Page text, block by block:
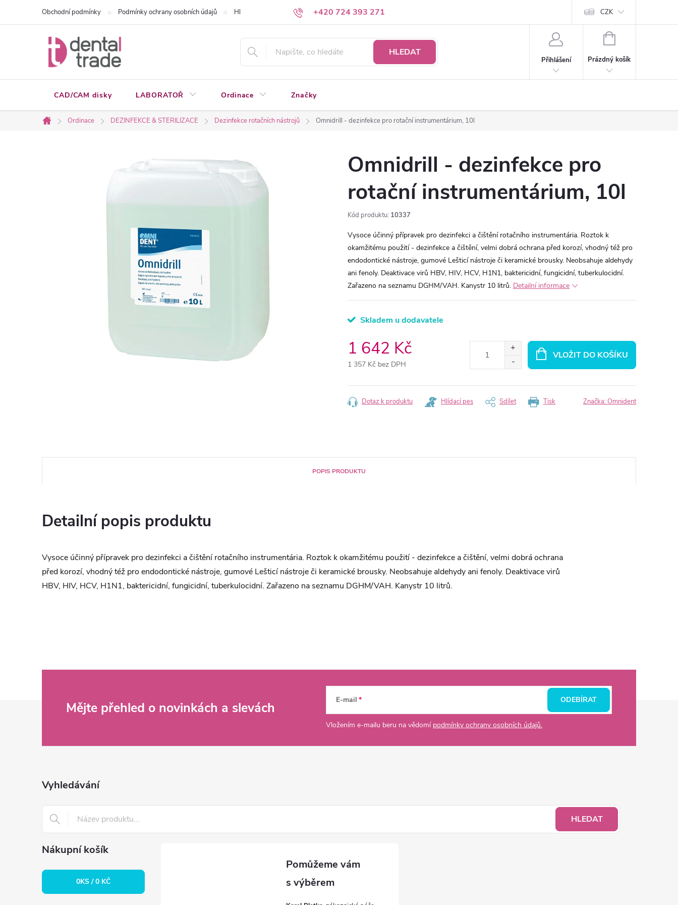
+420 724 393 271
Obchodní podmínky Podmínky ochrany osobních údajů Hledáte a nenacházíte? Napište nám CZK
HLEDAT
Přihlášení
NÁKUPNÍ
Prázdný košík
CAD/CAM disky LABORATOŘ Ordinace Značky
Domů
Ordinace DEZINFEKCE & STERILIZACE Dezinfekce rotačních nástrojů Omnidrill - dezinfekce pro rotační instrumentárium, 10l
Omnidrill - dezinfekce pro
rotační instrumentárium, 10l
Kód produktu: 10337
Vysoce účinný přípravek pro dezinfekci a čištění rotačního instrumentária. Roztok k
okamžitému použití - dezinfekce a čištění, velmi dobrá ochrana před korozí, vhodný též pro
endodontické nástroje, gumové Lešticí nástroje či keramické brousky. Neobsahuje aldehydy
ani fenoly. Deaktivace virů HBV, HIV, HCV, H1N1, baktericidní, fungicidní, tuberkulocidní.
Zařazeno na seznamu DGHM/VAH. Kanystr 10 litrů. Detailní informace
Skladem u dodavatele
1 642 Kč
1 357 Kč bez DPH
cena:
VLOŽIT DO KOŠÍKU
Tisk
Dotaz k produktu Hlídací pes Sdílet Značka: Omnident
POPIS PRODUKTU
Detailní popis produktu
Vysoce účinný přípravek pro dezinfekci a čištění rotačního instrumentária. Roztok k okamžitému použití - dezinfekce a čištění, velmi dobrá ochrana
před korozí, vhodný též pro endodontické nástroje, gumové Lešticí nástroje či keramické brousky. Neobsahuje aldehydy ani fenoly. Deaktivace virů
HBV, HIV, HCV, H1N1, baktericidní, fungicidní, tuberkulocidní. Zařazeno na seznamu DGHM/VAH. Kanystr 10 litrů.
Mějte přehled o novinkách a slevách E-mail
Vložením e-mailu beru na vědomí podmínky ochrany osobních údajů.
ODEBÍRAT
Vyhledávání
HLEDAT
Nákupní košík
0KS /0 KČ